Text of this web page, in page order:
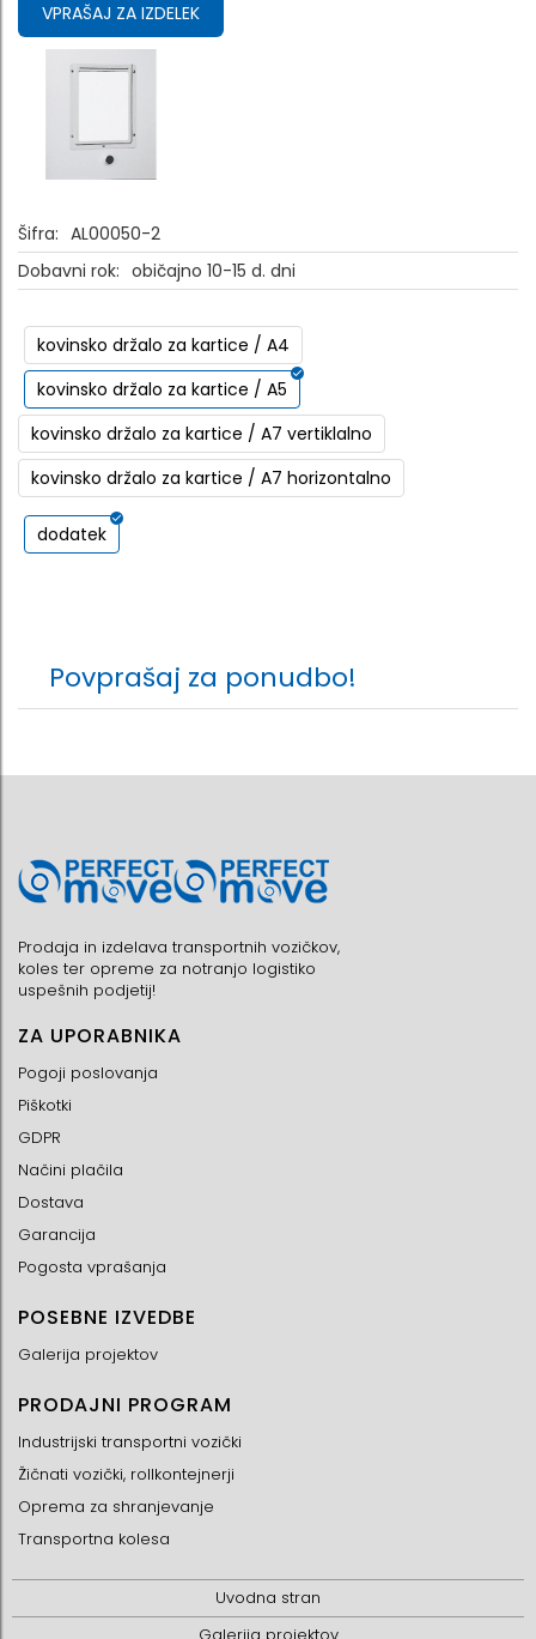
VPRAŠAJ ZA IZDELEK
Šifra: AL00050-2
Dobavni rok: običajno 10-15 d. dni
kovinsko držalo za kartice / A4
kovinsko držalo za kartice / A5
kovinsko držalo za kartice / A7 vertiklalno
kovinsko držalo za kartice / A7 horizontalno
dodatek
Povprašaj za ponudbo!
Prodaja in izdelava transportnih vozičkov,
koles ter opreme za notranjo logistiko
uspešnih podjetij!
ZA UPORABNIKA
Pogoji poslovanja
Piškotki
GDPR
Načini plačila
Dostava
Garancija
Pogosta vprašanja
POSEBNE IZVEDBE
Galerija projektov
PRODAJNI PROGRAM
Industrijski transportni vozički
Žičnati vozički, rollkontejnerji
Oprema za shranjevanje
Transportna kolesa
Uvodna stran